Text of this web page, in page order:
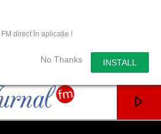
direct în aplicație !
No Thanks INSTALL